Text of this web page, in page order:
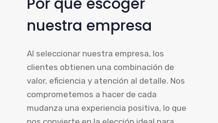
nuestra empresa
Al seleccionar nuestra empresa, los
clientes obtienen una combinación de
valor, eficiencia y atención al detalle. Nos
comprometemos a hacer de cada
mudanza una experiencia positiva, lo que